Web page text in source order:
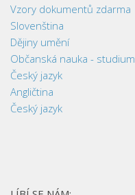
Vzory dokumentů zdarma
Slovenština
Dějiny umění
Občanská nauka - studium
Český jazyk
Angličtina
Český jazyk